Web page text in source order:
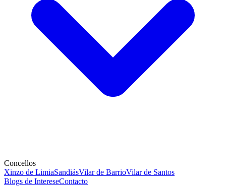
Concellos
Xinzo de LimiaSandiásVilar de BarrioVilar de Santos
Blogs de IntereseContacto